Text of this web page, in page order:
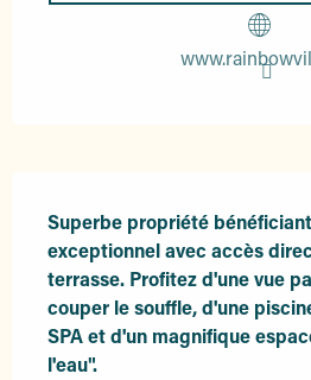
Superbe propriété
exceptionnel avec accès
terrasse. Profitez d'une vue
couper le souffle, d'une
SPA et d'un magnifique
l'eau".